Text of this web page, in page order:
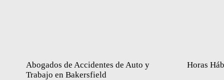
Abogados de Accidentes de Auto y
Trabajo en Bakersfield
Horas